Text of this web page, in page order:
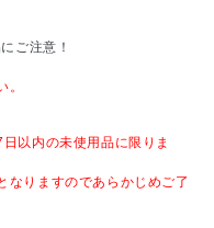
ご注意！
。
以内の未使用品に限りま
なりますのであらかじめご了